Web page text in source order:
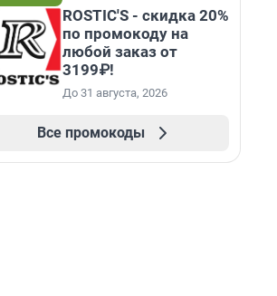
ROSTIC'S - скидка 20%
по промокоду на
любой заказ от
3199₽!
До 31 августа, 2026
Все промокоды